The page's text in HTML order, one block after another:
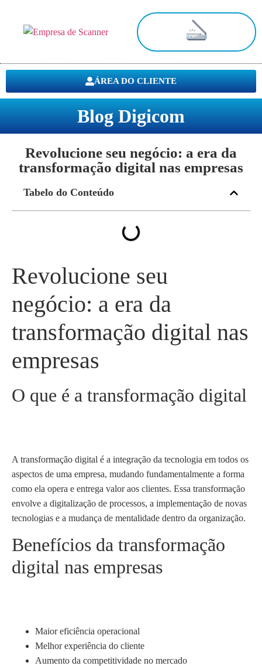
ÁREA DO CLIENTE
Blog Digicom
Revolucione seu negócio: a era da
transformação digital nas empresas
Tabelo do Conteúdo
Revolucione seu
negócio: a era da
transformação digital nas
empresas
O que é a transformação digital
A transformação digital é a integração da tecnologia em todos os
aspectos de uma empresa, mudando fundamentalmente a forma
como ela opera e entrega valor aos clientes. Essa transformação
envolve a digitalização de processos, a implementação de novas
tecnologias e a mudança de mentalidade dentro da organização.
Benefícios da transformação
digital nas empresas
Maior eficiência operacional
Melhor experiência do cliente
Aumento da competitividade no mercado